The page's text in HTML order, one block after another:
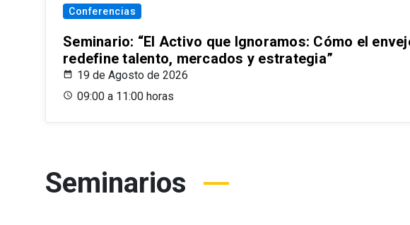
Conferencias
Seminario: “El Activo que Ignoramos: Cómo el
redefine talento, mercados y estrategia”
19 de Agosto de 2026
09:00 a 11:00 horas
Seminarios